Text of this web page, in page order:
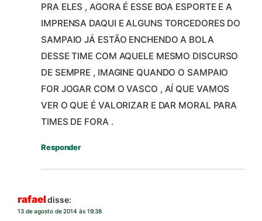
PRA ELES , AGORA É ESSE BOA ESPORTE E A
IMPRENSA DAQUI E ALGUNS TORCEDORES DO
SAMPAIO JÁ ESTÃO ENCHENDO A BOLA
DESSE TIME COM AQUELE MESMO DISCURSO
DE SEMPRE , IMAGINE QUANDO O SAMPAIO
FOR JOGAR COM O VASCO , AÍ QUE VAMOS
VER O QUE É VALORIZAR E DAR MORAL PARA
TIMES DE FORA .
Responder
rafaeldisse:
13 de agosto de 2014 às 19:38